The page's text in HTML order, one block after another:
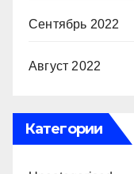
Сентябрь 2022
Август 2022
Категории